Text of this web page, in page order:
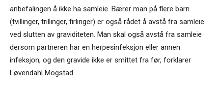
anbefalingen å ikke ha samleie. Bærer man på flere barn
(tvillinger, trillinger, firlinger) er også rådet å avstå fra samleie
ved slutten av graviditeten. Man skal også avstå fra samleie
dersom partneren har en herpesinfeksjon eller annen
infeksjon, og den gravide ikke er smittet fra før, forklarer
Løvendahl Mogstad.